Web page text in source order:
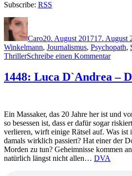
Subscribe: RSS
Autor
Caro20. August 201717. August
Winkelmann, Journalismus, Psychopath,
ThrillerSchreibe einen Kommentarzu
Frank
1448: Luca D`Andrea –
Ein Massaker, das 20 Jahre her ist und
so besessen ist, dass er dafür sogar
verlieren, wirft einige Rätsel auf. Was ist
damals wirklich passiert? Hat einer der
Morden zu tun? Geheimnisse kommen
natürlich längst nicht allen… DVA